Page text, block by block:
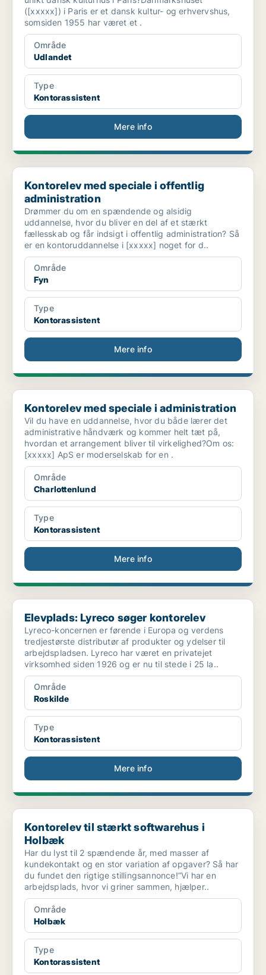
([xxxxx]) i Paris er et dansk kultur- og erhvervshus,
somsiden 1955 har været et .
Område
Udlandet
Type
Kontorassistent
Mere info
Kontorelev med speciale i offentlig administration
Kontorelev med speciale i offentlig
administration
Drømmer du om en spændende og alsidig
uddannelse, hvor du bliver en del af et stærkt
fællesskab og får indsigt i offentlig administration? Så
er en kontoruddannelse i [xxxxx] noget for d..
Område
Fyn
Type
Kontorassistent
Mere info
Kontorelev med speciale i administration
Kontorelev med speciale i administration
Vil du have en uddannelse, hvor du både lærer det
administrative håndværk og kommer helt tæt på,
hvordan et arrangement bliver til virkelighed?Om os:
[xxxxx] ApS er moderselskab for en .
Område
Charlottenlund
Type
Kontorassistent
Mere info
Elevplads: Lyreco søger kontorelev
Elevplads: Lyreco søger kontorelev
Lyreco-koncernen er førende i Europa og verdens
tredjestørste distributør af produkter og ydelser til
arbejdspladsen. Lyreco har været en privatejet
virksomhed siden 1926 og er nu til stede i 25 la..
Område
Roskilde
Type
Kontorassistent
Mere info
Kontorelev til stærkt softwarehus i Holbæk
Kontorelev til stærkt softwarehus i
Holbæk
Har du lyst til 2 spændende år, med masser af
kundekontakt og en stor variation af opgaver? Så har
du fundet den rigtige stillingsannonce!”Vi har en
arbejdsplads, hvor vi griner sammen, hjælper..
Område
Holbæk
Type
Kontorassistent